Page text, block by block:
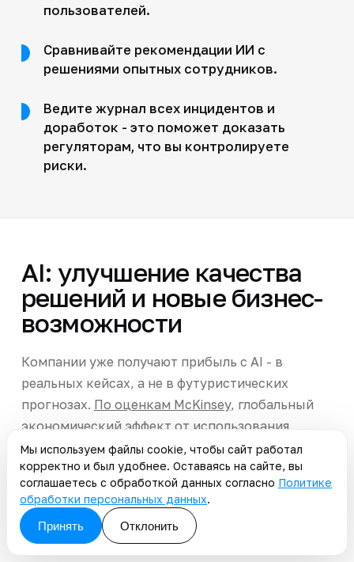
пользователей.
Сравнивайте рекомендации ИИ с
решениями опытных сотрудников.
Ведите журнал всех инцидентов и
доработок - это поможет доказать
регуляторам, что вы контролируете
риски.
AI: улучшение качества
решений и новые бизнес-
возможности
Компании уже получают прибыль с AI - в
реальных кейсах, а не в футуристических
прогнозах. По оценкам McKinsey, глобальный
экономический эффект от использования
технологий ИИ достигает$4.4 трлнежегодно.
Подчеркнем ключевые преимущества, которые
компании получают на практике уже сейчас. -
Сокращает операционные расходы.
выполняет стандартные операции без участия
Мы используем файлы cookie, чтобы сайт работал
корректно и был удобнее. Оставаясь на сайте, вы
соглашаетесь с обработкой данных согласно Политике
обработки персональных данных.
Принять
Отклонить